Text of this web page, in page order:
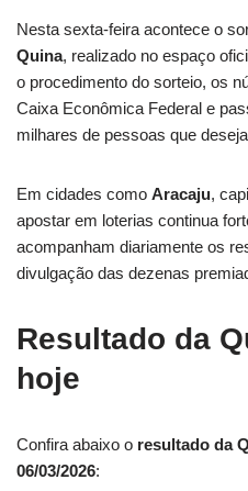
Nesta sexta-feira acontece o
Quina, realizado no espaço
o procedimento do sorteio, os
Caixa Econômica Federal e
milhares de pessoas que
Em cidades como Aracaju,
apostar em loterias continua
acompanham diariamente os
divulgação das dezenas
Resultado da
hoje
Confira abaixo o resultado da
06/03/2026: